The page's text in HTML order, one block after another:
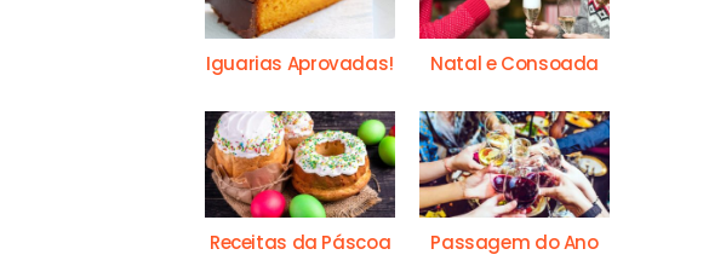
Iguarias Aprovadas! Natal e Consoada
Receitas da Páscoa Passagem do Ano